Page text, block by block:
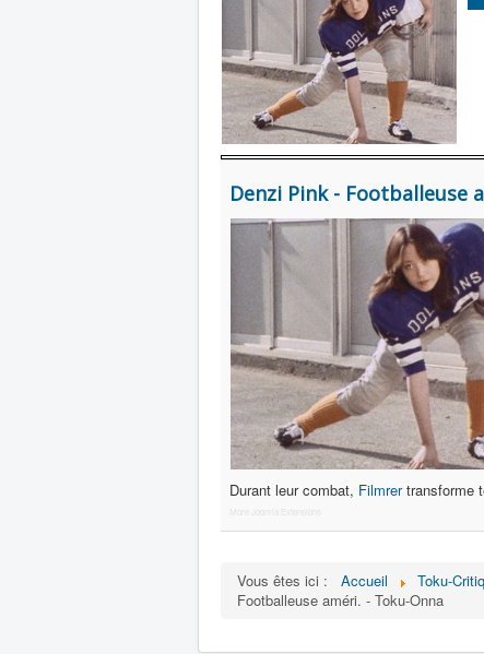
Denzi Pink - Footballeuse
Durant leur combat, Filmrertransforme
More Joomla Extensions
Vous êtes ici : Accueil Toku-
Footballeuse améri. - Toku-Onna